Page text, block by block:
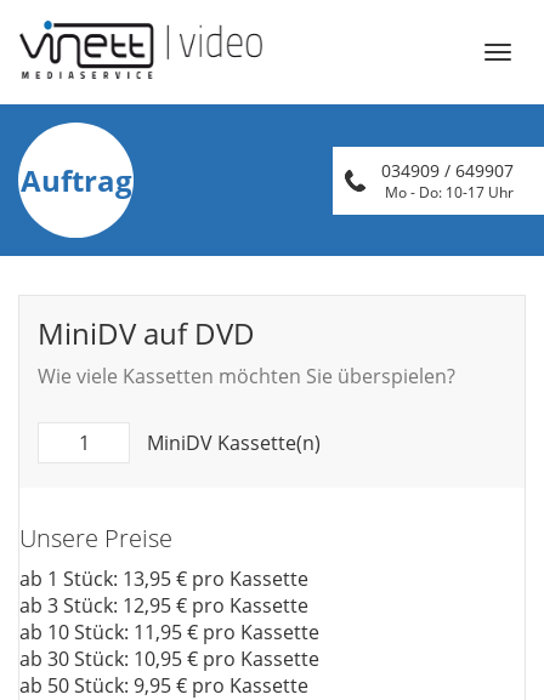
034909 / 649907
Mo - Do: 10-17 Uhr
Auftrag
MiniDV auf DVD
Wie viele Kassetten möchten Sie überspielen?
MiniDV Kassette(n)
Unsere Preise
ab 1 Stück: 13,95 € pro Kassette
ab 3 Stück: 12,95 € pro Kassette
ab 10 Stück: 11,95 € pro Kassette
ab 30 Stück: 10,95 € pro Kassette
ab 50 Stück: 9,95 € pro Kassette